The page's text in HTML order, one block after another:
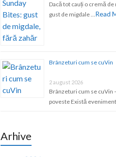
Dacă tot cauți o cremă
gust de migdale …Read
Brânzeturi cum se cuVin
2 august 2026
Brânzeturi cum se cuVin
poveste Există
Arhive